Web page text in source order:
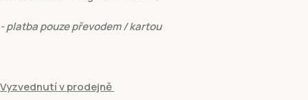
- platba pouze převodem / kartou
Vyzvednutí v prodejně